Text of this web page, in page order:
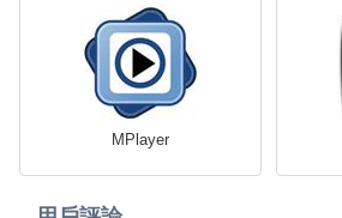
MPlayer